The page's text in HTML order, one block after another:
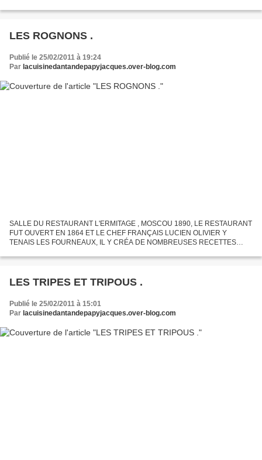
SONT TOUJOURS...
LES ROGNONS .
Publié le 25/02/2011 à 19:24
Par lacuisinedantandepapyjacques.over-blog.com
SALLE DU RESTAURANT L'ERMITAGE , MOSCOU 1890, LE RESTAURANT
FUT OUVERT EN 1864 ET LE CHEF FRANÇAIS LUCIEN OLIVIER Y
TENAIS LES FOURNEAUX, IL Y CRÉA DE NOMBREUSES RECETTES
LA FRANÇAISE. FRÉQUENTÉS...
LES TRIPES ET TRIPOUS .
Publié le 25/02/2011 à 15:01
Par lacuisinedantandepapyjacques.over-blog.com